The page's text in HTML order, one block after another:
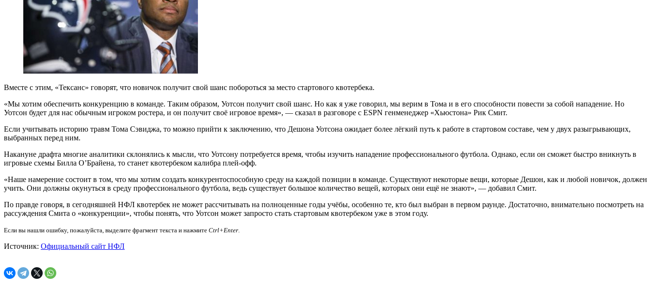
Вместе с этим, «Тексанс» говорят, что новичок получит свой шанс побороться за место стартового квотербека.
«Мы хотим обеспечить конкуренцию в команде. Таким образом, Уотсон получит свой шанс. Но как я уже говорил, мы верим в Тома и в его способности повести за собой нападение. Но
Уотсон будет для нас обычным игроком ростера, и он получит своё игровое время», — сказал в разговоре с ESPN генменеджер «Хьюстона» Рик Смит.
Если учитывать историю травм Тома Сэвиджа, то можно прийти к заключению, что Дешона Уотсона ожидает более лёгкий путь к работе в стартовом составе, чем у двух разыгрывающих,
выбранных перед ним.
Накануне драфта многие аналитики склонялись к мысли, что Уотсону потребуется время, чтобы изучить нападение профессионального футбола. Однако, если он сможет быстро вникнуть в
игровые схемы Билла О’Брайена, то станет квотербеком калибра плей-офф.
«Наше намерение состоит в том, что мы хотим создать конкурентоспособную среду на каждой позиции в команде. Существуют некоторые вещи, которые Дешон, как и любой новичок, должен
учить. Они должны окунуться в среду профессионального футбола, ведь существует большое количество вещей, которых они ещё не знают», — добавил Смит.
По правде говоря, в сегодняшней НФЛ квотербек не может рассчитывать на полноценные годы учёбы, особенно те, кто был выбран в первом раунде. Достаточно, внимательно посмотреть на
рассуждения Смита о «конкуренции», чтобы понять, что Уотсон может запросто стать стартовым квотербеком уже в этом году.
Если вы нашли ошибку, пожалуйста, выделите фрагмент текста и нажмите Ctrl+Enter.
Источник: Официальный сайт НФЛ